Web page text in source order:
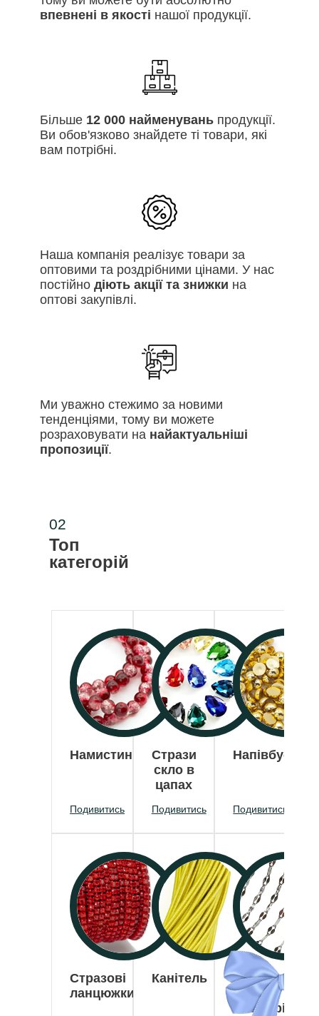
впевнені в якості нашої продукції.
Більше 12 000 найменувань продукції.
Ви обов'язково знайдете ті товари, які
вам потрібні.
Наша компанія реалізує товари за
оптовими та роздрібними цінами. У нас
постійно діють акції та знижки на
оптові закупівлі.
Ми уважно стежимо за новими
тенденціями, тому ви можете
розраховувати на найактуальніші
пропозиції.
02
Топ
категорій
Намистини
Подивитись
Стрази
скло в
цапах
Подивитись
Напівбусини
Подивитись
Стразові
ланцюжки
Канітель
Фурнітура
для
біжутерії